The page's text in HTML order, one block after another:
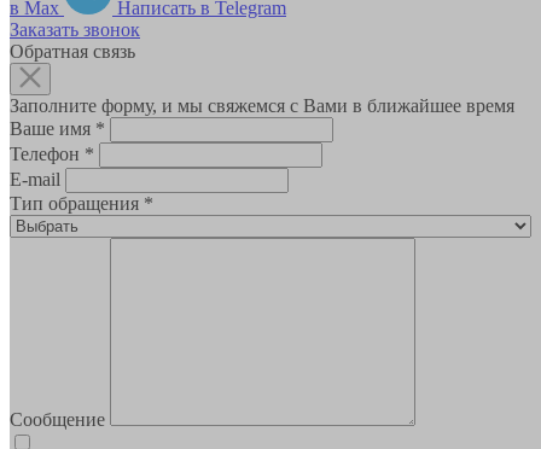
в Max
Написать в Telegram
Заказать звонок
Обратная связь
Заполните форму, и мы свяжемся с Вами в ближайшее время
Ваше имя *
Телефон *
E-mail
Тип обращения *
Сообщение